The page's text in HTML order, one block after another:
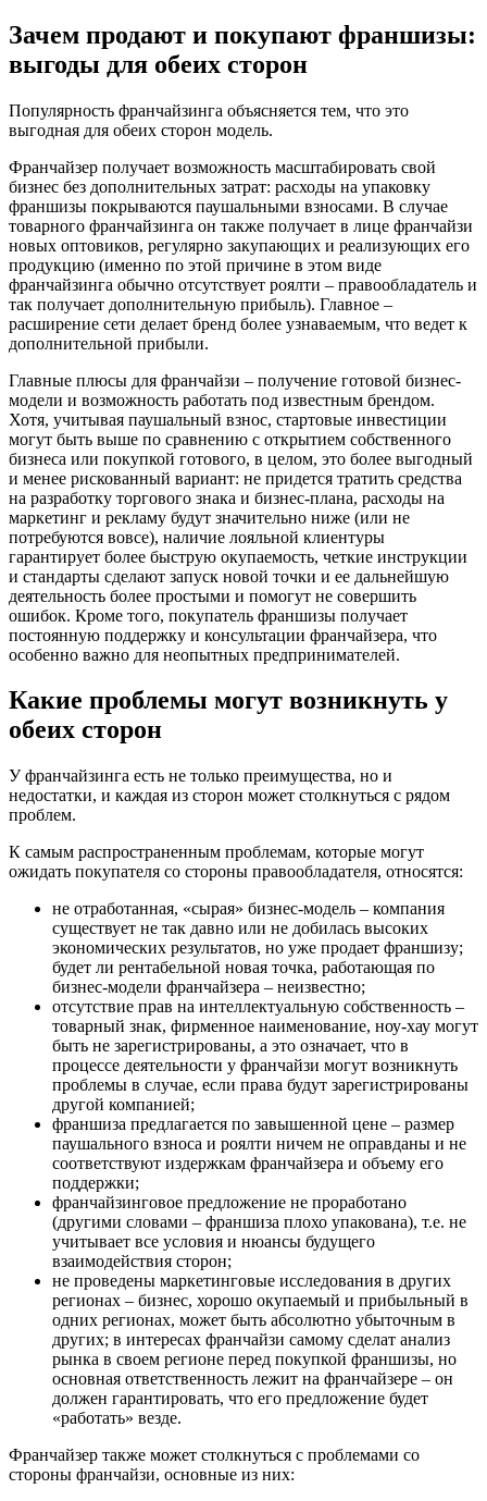
Зачем продают и покупают франшизы:
выгоды для обеих сторон
Популярность франчайзинга объясняется тем, что это
выгодная для обеих сторон модель.
Франчайзер получает возможность масштабировать свой
бизнес без дополнительных затрат: расходы на упаковку
франшизы покрываются паушальными взносами. В случае
товарного франчайзинга он также получает в лице франчайзи
новых оптовиков, регулярно закупающих и реализующих его
продукцию (именно по этой причине в этом виде
франчайзинга обычно отсутствует роялти – правообладатель и
так получает дополнительную прибыль). Главное –
расширение сети делает бренд более узнаваемым, что ведет к
дополнительной прибыли.
Главные плюсы для франчайзи – получение готовой бизнес-
модели и возможность работать под известным брендом.
Хотя, учитывая паушальный взнос, стартовые инвестиции
могут быть выше по сравнению с открытием собственного
бизнеса или покупкой готового, в целом, это более выгодный
и менее рискованный вариант: не придется тратить средства
на разработку торгового знака и бизнес-плана, расходы на
маркетинг и рекламу будут значительно ниже (или не
потребуются вовсе), наличие лояльной клиентуры
гарантирует более быструю окупаемость, четкие инструкции
и стандарты сделают запуск новой точки и ее дальнейшую
деятельность более простыми и помогут не совершить
ошибок. Кроме того, покупатель франшизы получает
постоянную поддержку и консультации франчайзера, что
особенно важно для неопытных предпринимателей.
Какие проблемы могут возникнуть у
обеих сторон
У франчайзинга есть не только преимущества, но и
недостатки, и каждая из сторон может столкнуться с рядом
проблем.
К самым распространенным проблемам, которые могут
ожидать покупателя со стороны правообладателя, относятся:
не отработанная, «сырая» бизнес-модель – компания
существует не так давно или не добилась высоких
экономических результатов, но уже продает франшизу;
будет ли рентабельной новая точка, работающая по
бизнес-модели франчайзера – неизвестно;
отсутствие прав на интеллектуальную собственность –
товарный знак, фирменное наименование, ноу-хау могут
быть не зарегистрированы, а это означает, что в
процессе деятельности у франчайзи могут возникнуть
проблемы в случае, если права будут зарегистрированы
другой компанией;
франшиза предлагается по завышенной цене – размер
паушального взноса и роялти ничем не оправданы и не
соответствуют издержкам франчайзера и объему его
поддержки;
франчайзинговое предложение не проработано
(другими словами – франшиза плохо упакована), т.е. не
учитывает все условия и нюансы будущего
взаимодействия сторон;
не проведены маркетинговые исследования в других
регионах – бизнес, хорошо окупаемый и прибыльный в
одних регионах, может быть абсолютно убыточным в
других; в интересах франчайзи самому сделат анализ
рынка в своем регионе перед покупкой франшизы, но
основная ответственность лежит на франчайзере – он
должен гарантировать, что его предложение будет
«работать» везде.
Франчайзер также может столкнуться с проблемами со
стороны франчайзи, основные из них: